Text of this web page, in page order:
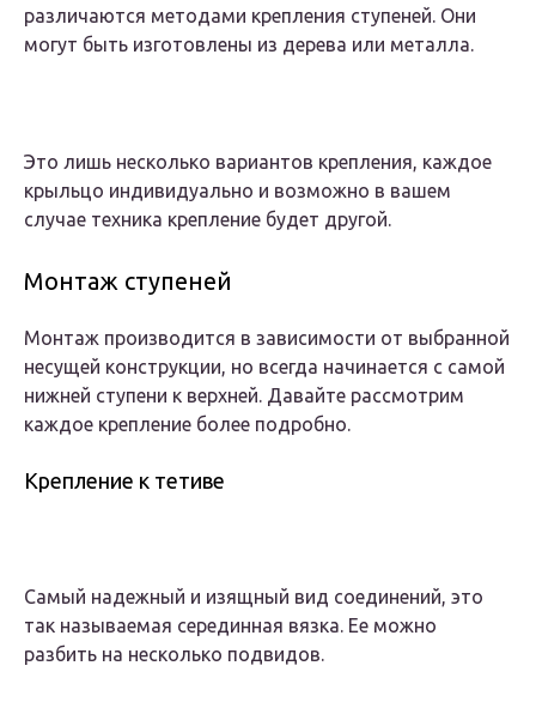
различаются методами крепления ступеней. Они
могут быть изготовлены из дерева или металла.
Это лишь несколько вариантов крепления, каждое
крыльцо индивидуально и возможно в вашем
случае техника крепление будет другой.
Монтаж ступеней
Монтаж производится в зависимости от выбранной
несущей конструкции, но всегда начинается с самой
нижней ступени к верхней. Давайте рассмотрим
каждое крепление более подробно.
Крепление к тетиве
Самый надежный и изящный вид соединений, это
так называемая серединная вязка. Ее можно
разбить на несколько подвидов.